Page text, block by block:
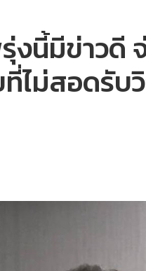
นี้มีข่าวดี
ไม่สอดรับ